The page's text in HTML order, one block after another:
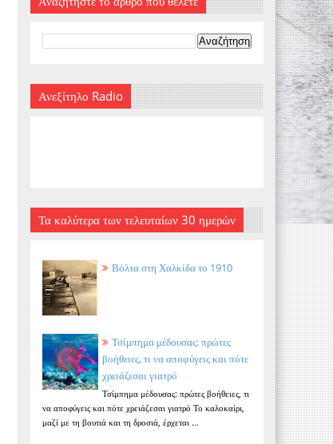
Ανεξίτηλο Radio
Τα καλύτερα των τελευταίων 30 ημερών
Βόλτα στη Χαλκίδα το 1910
Τσίμπημα μέδουσας: πρώτες
βοήθειες, τι να αποφύγεις και πότε
χρειάζεσαι γιατρό
Τσίμπημα μέδουσας: πρώτες βοήθειες, τι
να αποφύγεις και πότε χρειάζεσαι γιατρό Το καλοκαίρι,
μαζί με τη βουτιά και τη δροσιά, έρχεται ...